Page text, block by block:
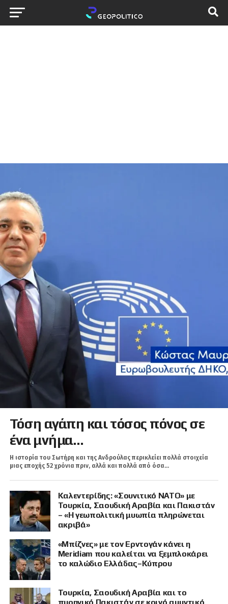
Τόση αγάπη και τόσος πόνος σε
ένα μνήμα…
Η ιστορία του Σωτήρη και της Ανδρούλας περικλείει πολλά στοιχεία
μιας εποχής 52 χρόνια πριν, αλλά και πολλά από όσα...
Καλεντερίδης: «Σουνιτικό ΝΑΤΟ» με
Τουρκία, Σαουδική Αραβία και Πακιστάν
– «Η γεωπολιτική μυωπία πληρώνεται
ακριβά»
«Μπίζνες» με τον Ερντογάν κάνει η
Meridiam που καλείται να ξεμπλοκάρει
το καλώδιο Ελλάδας–Κύπρου
Τουρκία, Σαουδική Αραβία και το